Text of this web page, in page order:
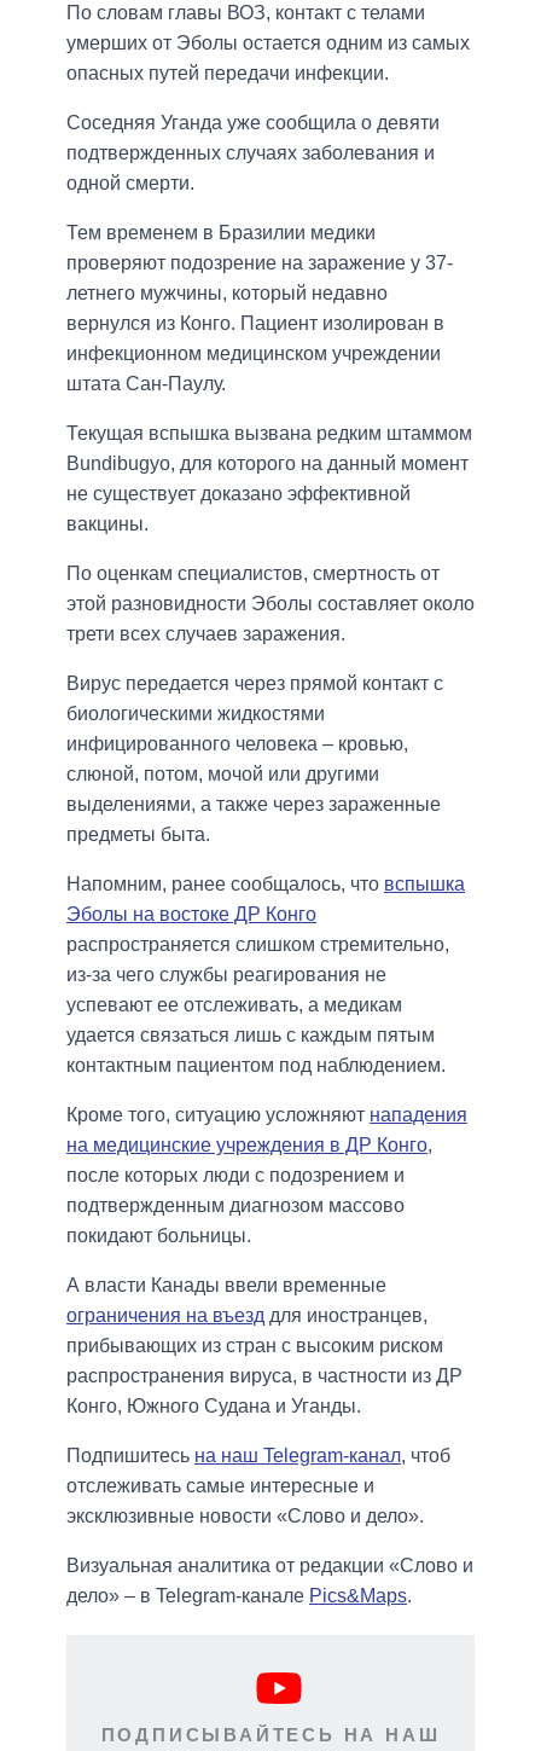
По словам главы ВОЗ, контакт с телами
умерших от Эболы остается одним из самых
опасных путей передачи инфекции.
Соседняя Уганда уже сообщила о девяти
подтвержденных случаях заболевания и
одной смерти.
Тем временем в Бразилии медики
проверяют подозрение на заражение у 37-
летнего мужчины, который недавно
вернулся из Конго. Пациент изолирован в
инфекционном медицинском учреждении
штата Сан-Паулу.
Текущая вспышка вызвана редким штаммом
Bundibugyo, для которого на данный момент
не существует доказано эффективной
вакцины.
По оценкам специалистов, смертность от
этой разновидности Эболы составляет около
трети всех случаев заражения.
Вирус передается через прямой контакт с
биологическими жидкостями
инфицированного человека – кровью,
слюной, потом, мочой или другими
выделениями, а также через зараженные
предметы быта.
Напомним, ранее сообщалось, что вспышка
Эболы на востоке ДР Конго
распространяется слишком стремительно,
из-за чего службы реагирования не
успевают ее отслеживать, а медикам
удается связаться лишь с каждым пятым
контактным пациентом под наблюдением.
Кроме того, ситуацию усложняют нападения
на медицинские учреждения в ДР Конго,
после которых люди с подозрением и
подтвержденным диагнозом массово
покидают больницы.
А власти Канады ввели временные
ограничения на въезд для иностранцев,
прибывающих из стран с высоким риском
распространения вируса, в частности из ДР
Конго, Южного Судана и Уганды.
Подпишитесь на наш Telegram-канал, чтоб
отслеживать самые интересные и
эксклюзивные новости «Слово и дело».
Визуальная аналитика от редакции «Слово и
дело» – в Telegram-канале Pics&Maps.
ПОДПИСЫВАЙТЕСЬ НА НАШ